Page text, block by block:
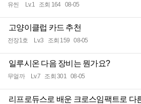
유씬 Lv.1 조회 164 08-05
고양이클럽 카드 추천
전장1호 Lv.3 조회 159 08-05
일루시온 다음 장비는 뭔가요?
무얼까 Lv.7 조회 301 08-05
리프로듀스로 배운 크로스임팩트로 다